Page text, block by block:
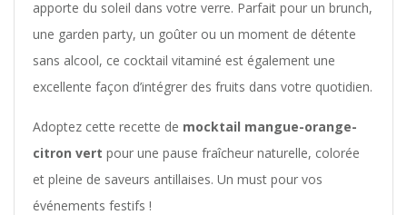
apporte du soleil dans votre verre. Parfait pour un brunch,
une garden party, un goûter ou un moment de détente
sans alcool, ce cocktail vitaminé est également une
excellente façon d’intégrer des fruits dans votre quotidien.
Adoptez cette recette de mocktail mangue-orange-
citron vert pour une pause fraîcheur naturelle, colorée
et pleine de saveurs antillaises. Un must pour vos
événements festifs !